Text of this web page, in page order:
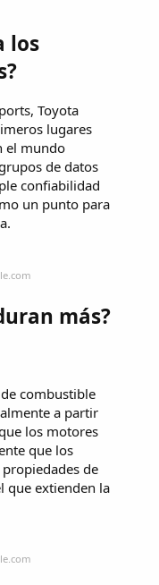
los
Toyota
lugares
el mundo
de datos
confiabilidad
un punto para
más?
combustible
a partir
los motores
que los
de
que extienden la